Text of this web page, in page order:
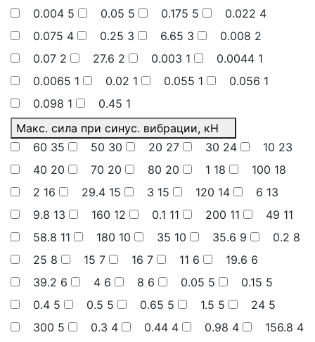
0.004 5 0.05 5 0.175 5 0.022 4
0.075 4 0.25 3 6.65 3 0.008 2
0.07 2 27.6 2 0.003 1 0.0044 1
0.0065 1 0.02 1 0.055 1 0.056 1
0.098 1 0.45 1
Макс. сила при синус. вибрации, кН
60 35 50 30 20 27 30 24 10 23
40 20 70 20 80 20 1 18 100 18
2 16 29.4 15 3 15 120 14 6 13
9.8 13 160 12 0.1 11 200 11 49 11
58.8 11 180 10 35 10 35.6 9 0.2 8
25 8 15 7 16 7 11 6 19.6 6
39.2 6 4 6 8 6 0.05 5 0.15 5
0.4 5 0.5 5 0.65 5 1.5 5 24 5
300 5 0.3 4 0.44 4 0.98 4 156.8 4